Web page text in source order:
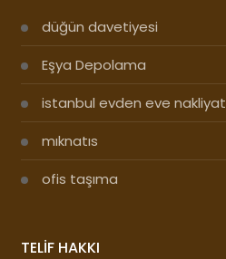
düğün davetiyesi
Eşya Depolama
istanbul evden eve nakliyat
mıknatıs
ofis taşıma
TELİF HAKKI